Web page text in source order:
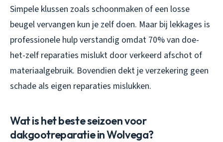
Simpele klussen zoals schoonmaken of een losse
beugel vervangen kun je zelf doen. Maar bij lekkages is
professionele hulp verstandig omdat 70% van doe-
het-zelf reparaties mislukt door verkeerd afschot of
materiaalgebruik. Bovendien dekt je verzekering geen
schade als eigen reparaties mislukken.
Wat is het beste seizoen voor
dakgootreparatie in Wolvega?